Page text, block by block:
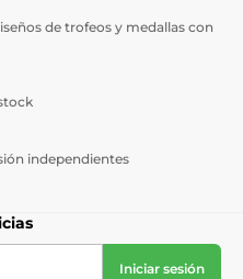
de trofeos y medallas con
independientes
Iniciar sesión